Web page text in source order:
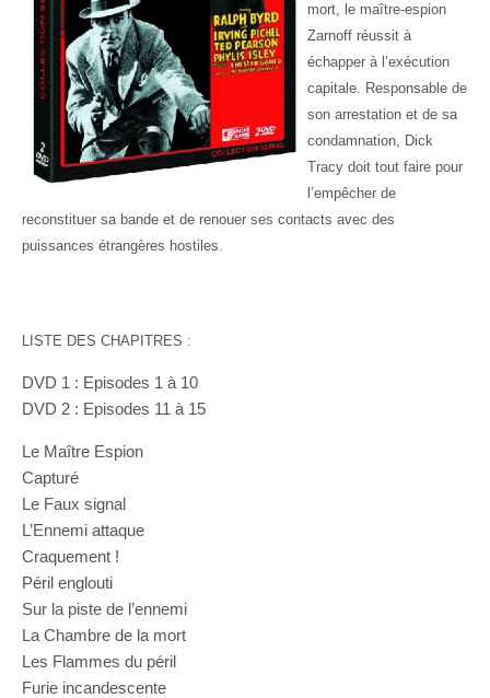
mort, le maître-espion
Zarnoff réussit à
échapper à l’exécution
capitale. Responsable de
son arrestation et de sa
condamnation, Dick
Tracy doit tout faire pour
l’empêcher de
reconstituer sa bande et de renouer ses contacts avec des
puissances étrangères hostiles.
LISTE DES CHAPITRES :
DVD 1 : Episodes 1 à 10
DVD 2 : Episodes 11 à 15
Le Maître Espion
Capturé
Le Faux signal
L’Ennemi attaque
Craquement !
Péril englouti
Sur la piste de l’ennemi
La Chambre de la mort
Les Flammes du péril
Furie incandescente